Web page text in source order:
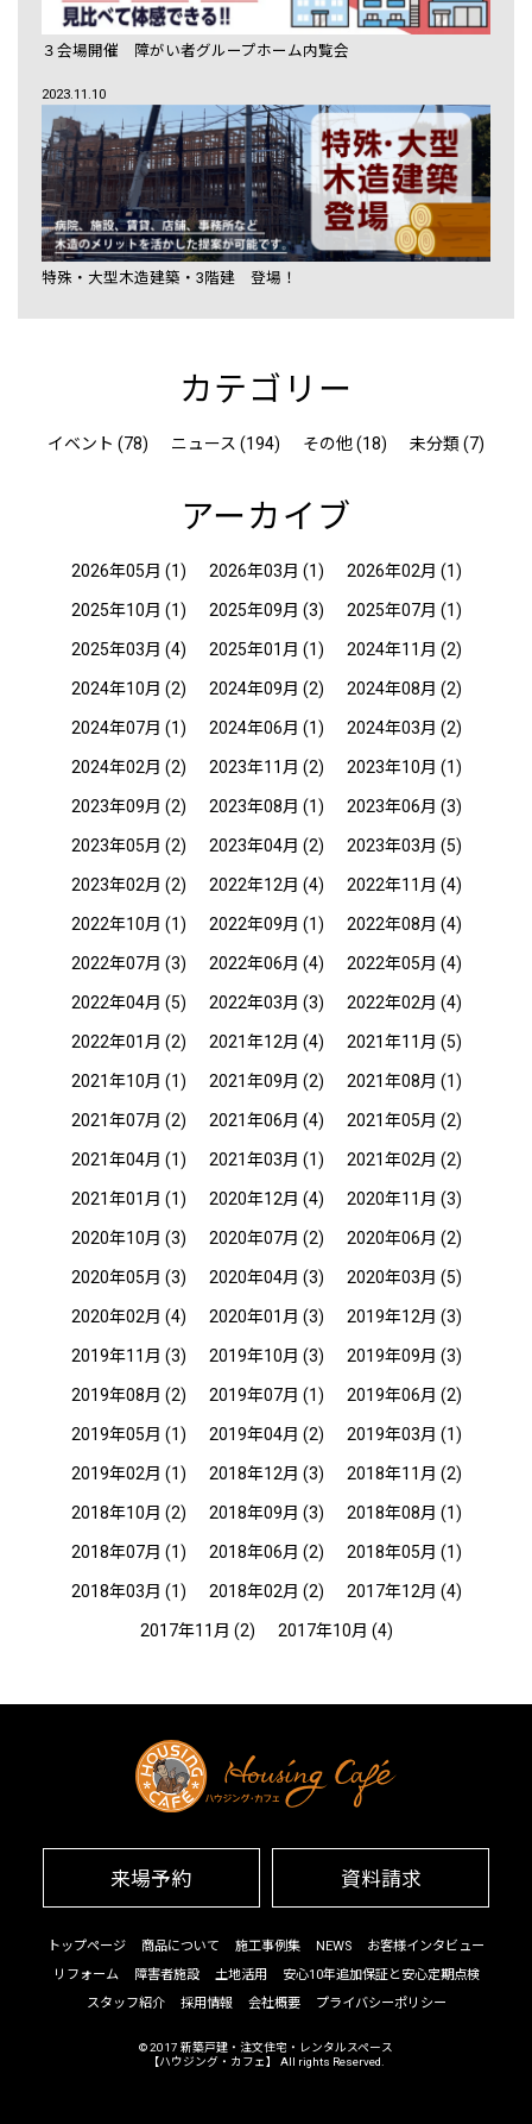
３会場開催 障がい者グループホーム内覧会
2023.11.10
特殊・大型木造建築・3階建 登場！
カテゴリー
イベント (78) ニュース (194) その他 (18) 未分類 (7)
アーカイブ
2026年05月 (1) 2026年03月 (1) 2026年02月 (1)
2025年10月 (1) 2025年09月 (3) 2025年07月 (1)
2025年03月 (4) 2025年01月 (1) 2024年11月 (2)
2024年10月 (2) 2024年09月 (2) 2024年08月 (2)
2024年07月 (1) 2024年06月 (1) 2024年03月 (2)
2024年02月 (2) 2023年11月 (2) 2023年10月 (1)
2023年09月 (2) 2023年08月 (1) 2023年06月 (3)
2023年05月 (2) 2023年04月 (2) 2023年03月 (5)
2023年02月 (2) 2022年12月 (4) 2022年11月 (4)
2022年10月 (1) 2022年09月 (1) 2022年08月 (4)
2022年07月 (3) 2022年06月 (4) 2022年05月 (4)
2022年04月 (5) 2022年03月 (3) 2022年02月 (4)
2022年01月 (2) 2021年12月 (4) 2021年11月 (5)
2021年10月 (1) 2021年09月 (2) 2021年08月 (1)
2021年07月 (2) 2021年06月 (4) 2021年05月 (2)
2021年04月 (1) 2021年03月 (1) 2021年02月 (2)
2021年01月 (1) 2020年12月 (4) 2020年11月 (3)
2020年10月 (3) 2020年07月 (2) 2020年06月 (2)
2020年05月 (3) 2020年04月 (3) 2020年03月 (5)
2020年02月 (4) 2020年01月 (3) 2019年12月 (3)
2019年11月 (3) 2019年10月 (3) 2019年09月 (3)
2019年08月 (2) 2019年07月 (1) 2019年06月 (2)
2019年05月 (1) 2019年04月 (2) 2019年03月 (1)
2019年02月 (1) 2018年12月 (3) 2018年11月 (2)
2018年10月 (2) 2018年09月 (3) 2018年08月 (1)
2018年07月 (1) 2018年06月 (2) 2018年05月 (1)
2018年03月 (1) 2018年02月 (2) 2017年12月 (4)
2017年11月 (2) 2017年10月 (4)
来場予約 資料請求
トップページ 商品について 施工事例集 NEWS
お客様インタビュー
リフォーム
障害者施設 土地活用
安心10年追加保証と安心定期点検
スタッフ紹介
採用情報 会社概要 プライバシーポリシー
© 2017 新築戸建・注文住宅・レンタルスペース
【ハウジング・カフェ】
All rights Reserved.